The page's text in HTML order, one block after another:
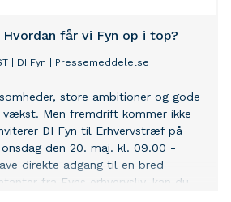
får vi Fyn op i top?
DI Fyn Pressemeddelelse
store ambitioner og gode
Men fremdrift kommer ikke
DI Fyn til Erhvervstræf på
den 20. maj. kl. 09.00 -
direkte adgang til en bred
fra Fyns erhvervsliv, kan du